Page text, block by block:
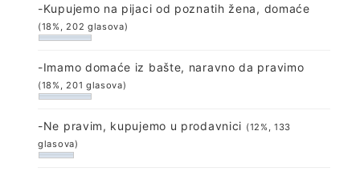
-Kupujemo na pijaci od poznatih žena, domaće
(18%, 202 glasova)
-Imamo domaće iz bašte, naravno da pravimo
(18%, 201 glasova)
-Ne pravim, kupujemo u prodavnici (12%, 133
glasova)